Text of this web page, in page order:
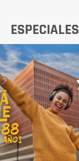
ESPECIALES